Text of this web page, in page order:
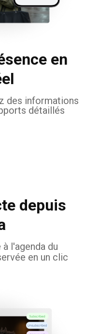
en
des informations
détaillés
depuis
l'agenda du
en un clic